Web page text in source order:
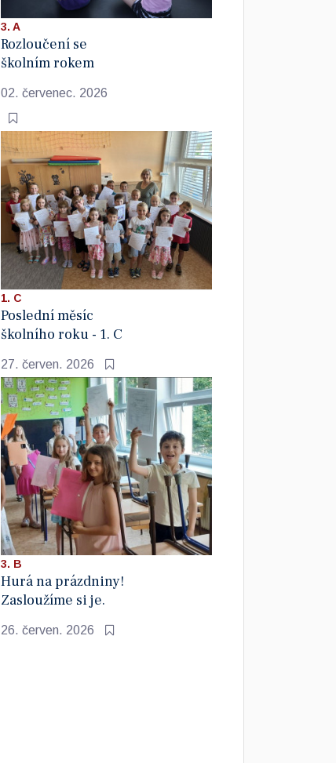
3. A
Rozloučení se
školním rokem
02. červenec. 2026
1. C
Poslední měsíc
školního roku - 1. C
27. červen. 2026
3. B
Hurá na prázdniny!
Zasloužíme si je.
26. červen. 2026